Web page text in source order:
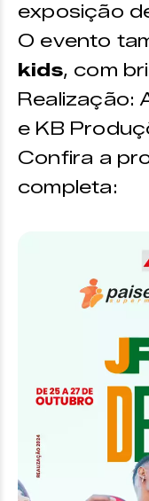
exposição
O evento
kids, com
Realização:
e KB
Confira a
completa: